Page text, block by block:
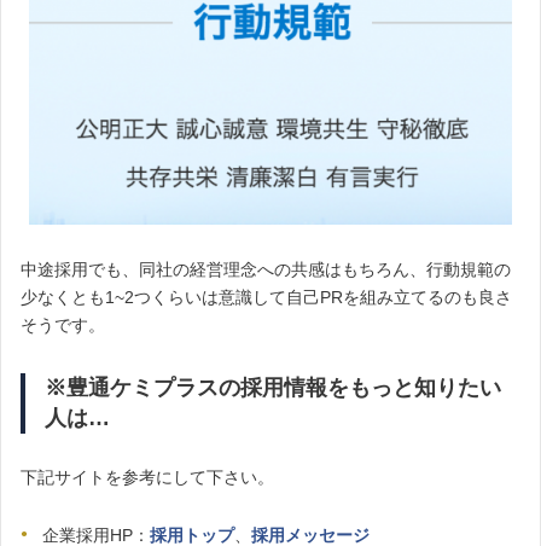
中途採用でも、同社の経営理念への共感はもちろん、行動規範の
少なくとも1~2つくらいは意識して自己PRを組み立てるのも良さ
そうです。
※豊通ケミプラスの採用情報をもっと知りたい
人は…
下記サイトを参考にして下さい。
企業採用HP： 採用トップ、 採用メッセージ